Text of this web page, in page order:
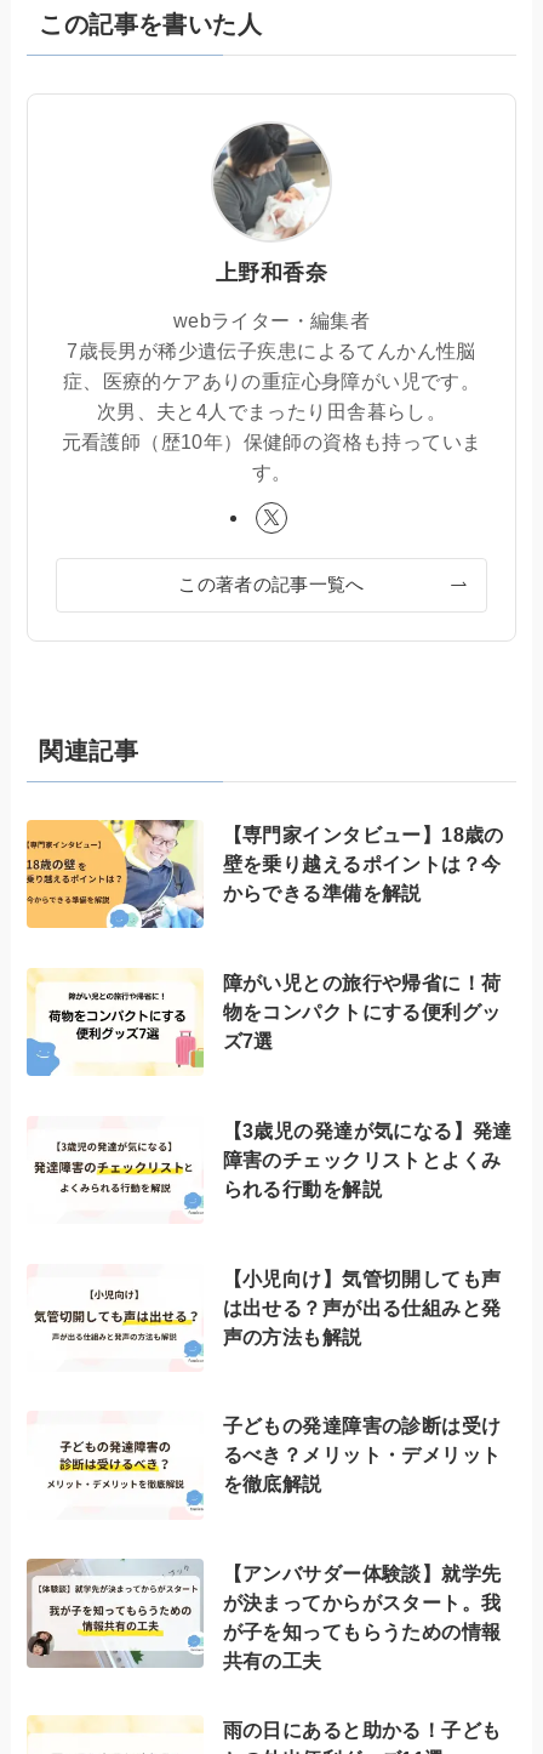
この記事を書いた人
上野和香奈
webライター・編集者
7歳長男が稀少遺伝子疾患によるてんかん性脳
症、医療的ケアありの重症心身障がい児です。
次男、夫と4人でまったり田舎暮らし。
元看護師（歴10年）保健師の資格も持っていま
す。
この著者の記事一覧へ
関連記事
【専門家インタビュー】18歳の
壁を乗り越えるポイントは？今
からできる準備を解説
障がい児との旅行や帰省に！荷
物をコンパクトにする便利グッ
ズ7選
【3歳児の発達が気になる】発達
障害のチェックリストとよくみ
られる行動を解説
【小児向け】気管切開しても声
は出せる？声が出る仕組みと発
声の方法も解説
子どもの発達障害の診断は受け
るべき？メリット・デメリット
を徹底解説
【アンバサダー体験談】就学先
が決まってからがスタート。我
が子を知ってもらうための情報
共有の工夫
雨の日にあると助かる！子ども